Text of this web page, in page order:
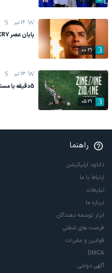
00:31
16 تیر
پایان عصر CR7؛ خداحافظ اسطوره
05:31
13 تیر
5دقیقه با مسترکلاس فوتبال زیدان
راهنما
دانلود اپلیکیشن
ارتباط با ما
تبلیغات
درباره ما
ابزار توسعه دهندگان
فرصت های شغلی
قوانین و مقررات
DMCA
آگهی دولتی